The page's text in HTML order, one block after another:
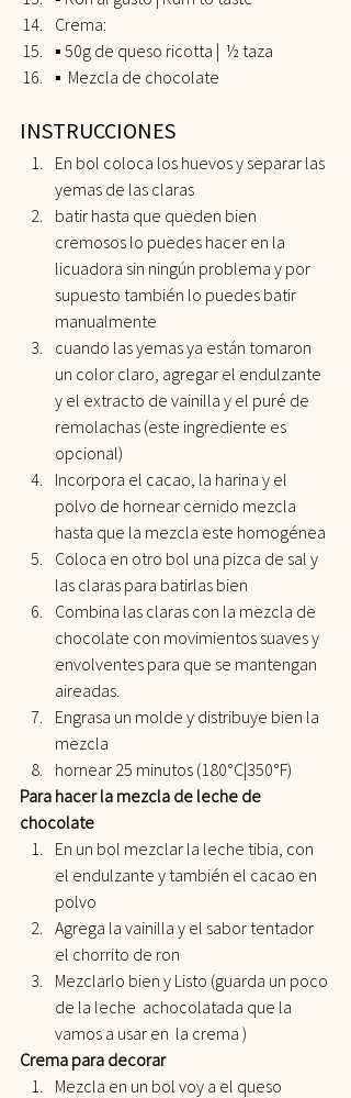
Crema:
▪️ 50g de queso ricotta |  ½ taza
▪️  Mezcla de chocolate
INSTRUCCIONES
En bol coloca los huevos y separar las
yemas de las claras
batir hasta que queden bien
cremosos lo puedes hacer en la
licuadora sin ningún problema y por
supuesto también lo puedes batir
manualmente
cuando las yemas ya están tomaron
un color claro, agregar el endulzante
y el extracto de vainilla y el puré de
remolachas (este ingrediente es
opcional)
Incorpora el cacao, la harina y el
polvo de hornear cernido mezcla
hasta que la mezcla este homogénea
Coloca en otro bol una pizca de sal y
las claras para batirlas bien
Combina las claras con la mezcla de
chocolate con movimientos suaves y
envolventes para que se mantengan
aireadas.
Engrasa un molde y distribuye bien la
mezcla
hornear 25 minutos (180°C|350°F)
Para hacer la mezcla de leche de
chocolate
En un bol mezclar la leche tibia, con
el endulzante y también el cacao en
polvo
Agrega la vainilla y el sabor tentador
el chorrito de ron
Mezclarlo bien y Listo (guarda un poco
de la leche  achocolatada que la
vamos a usar en  la crema )
Crema para decorar
Mezcla en un bol voy a el queso